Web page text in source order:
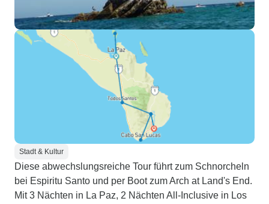
Stadt & Kultur
Diese abwechslungsreiche Tour führt zum Schnorcheln
bei Espiritu Santo und per Boot zum Arch at Land's End.
Mit 3 Nächten in La Paz, 2 Nächten All-Inclusive in Los